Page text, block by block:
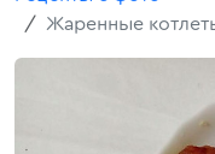
Жаренные